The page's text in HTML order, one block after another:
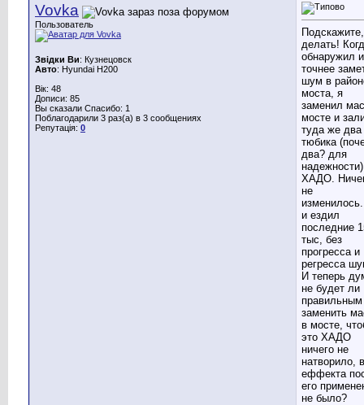
Vovka
Пользователь
Звідки Ви: Кузнецовск
Авто: Hyundai H200
Вік: 48
Дописи: 85
Вы сказали Спасибо: 1
Поблагодарили 3 раз(а) в 3 сообщениях
Репутація: 0
делать!
обнаружил
точнее
шум в
моста, я
заменил
мосте и
туда же два
тюбика
два? для
надежности)
ХАДО.
не
и ездил
последние
тыс, без
прогресса и
регресса
И теперь
не будет ли
правильным
заменить
в мосте,
это ХАДО
ничего не
натворило,
еффекта
его
не было?